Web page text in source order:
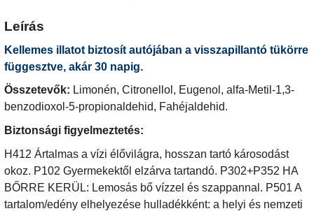
Leírás
Kellemes illatot biztosít autójában a visszapillantó tükörre
függesztve, akár 30 napig.
Összetevők: Limonén, Citronellol, Eugenol, alfa-Metil-1,3-
benzodioxol-5-propionaldehid, Fahéjaldehid.
Biztonsági figyelmeztetés:
H412 Ártalmas a vízi élővilágra, hosszan tartó károsodást
okoz. P102 Gyermekektől elzárva tartandó. P302+P352 HA
BŐRRE KERÜL: Lemosás bő vízzel és szappannal. P501 A
tartalom/edény elhelyezése hulladékként: a helyi és nemzeti